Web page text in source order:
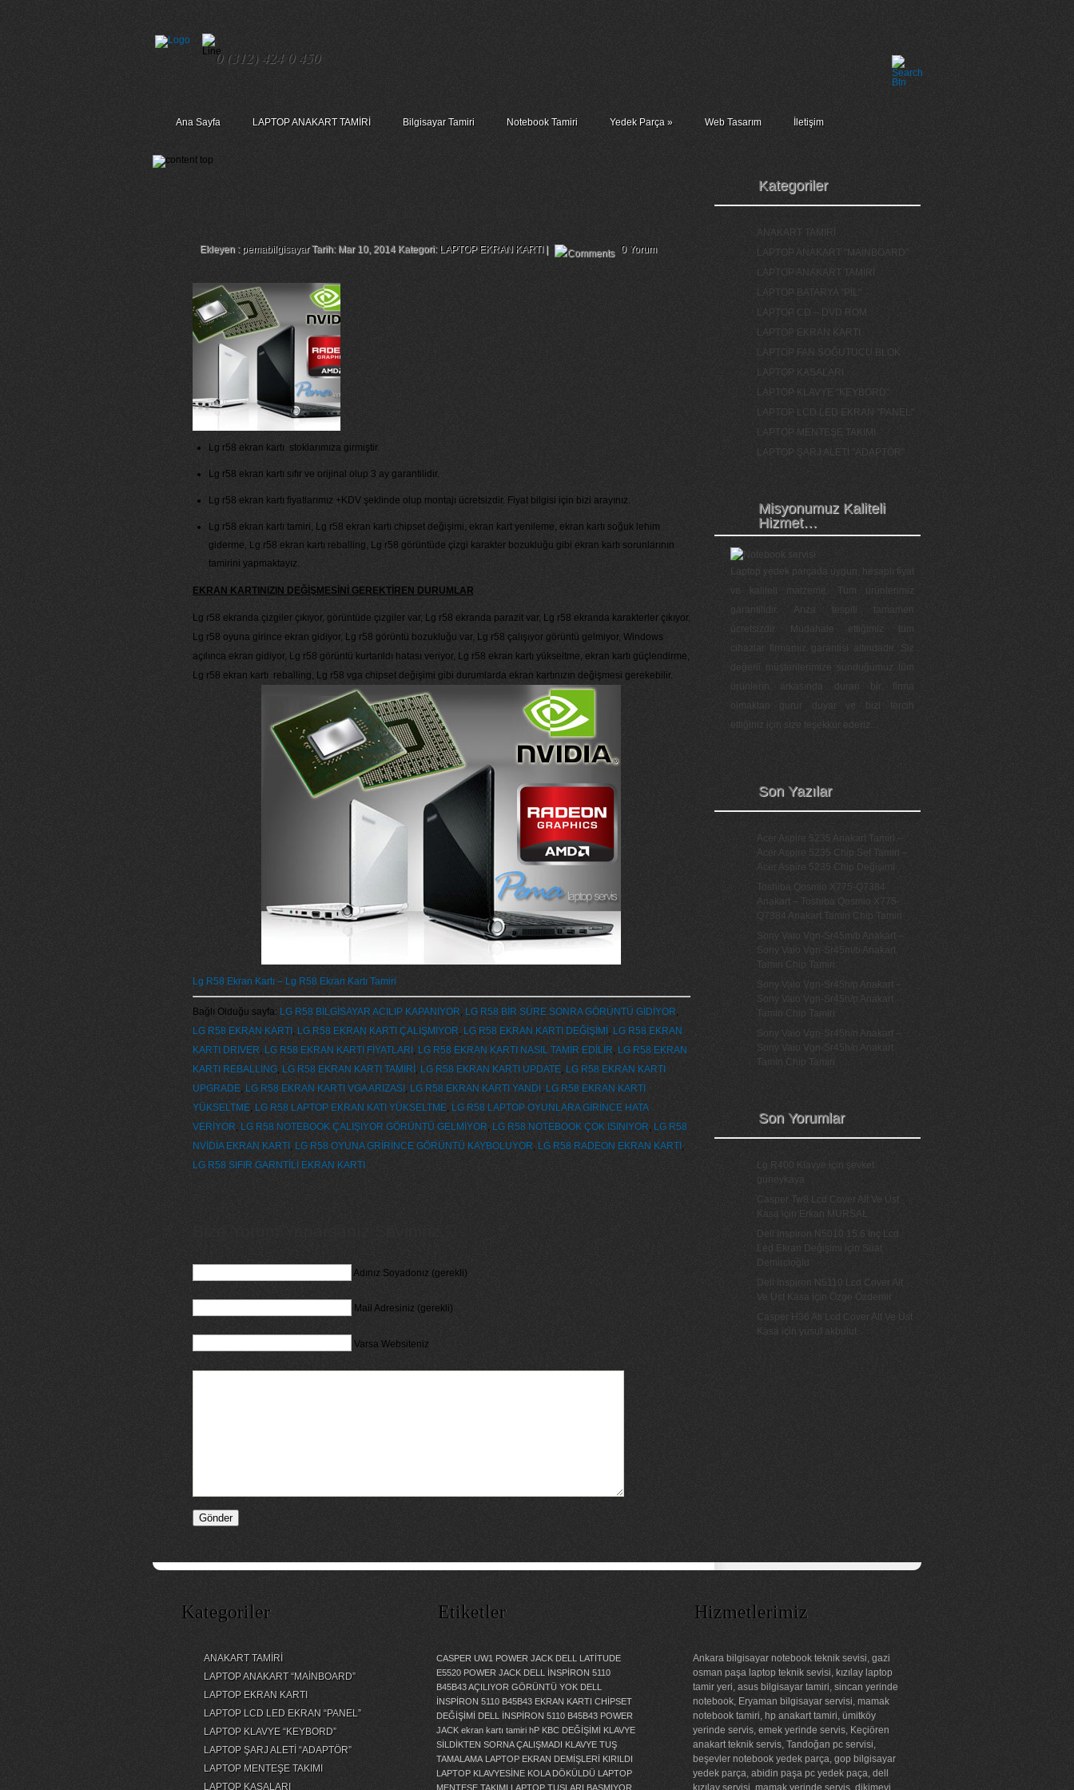
0 (312) 424 0 450
Ana Sayfa LAPTOP ANAKART TAMİRİ Bilgisayar Tamiri Notebook Tamiri Yedek Parça» Web Tasarım İletişim
Ekleyen : pemabilgisayarTarih: Mar 10, 2014 Kategori: LAPTOP EKRAN KARTI| 0 Yorum
Lg r58 ekran kartı stoklarımıza girmiştir.
Lg r58 ekran kartı sıfır ve orijinal olup 3 ay garantilidir.
Lg r58 ekran kartı fiyatlarımız +KDV şeklinde olup montajı ücretsizdir. Fiyat bilgisi için bizi arayınız.
Lg r58 ekran kartı tamiri, Lg r58 ekran kartı chipset değişimi, ekran kart yenileme, ekran kartı soğuk lehim
giderme, Lg r58 ekran kartı reballing, Lg r58 görüntüde çizgi karakter bozukluğu gibi ekran kartı sorunlarının
tamirini yapmaktayız.
EKRAN KARTINIZIN DEĞİŞMESİNİ GEREKTİREN DURUMLAR
Lg r58 ekranda çizgiler çıkıyor, görüntüde çizgiler var, Lg r58 ekranda parazit var, Lg r58 ekranda karakterler çıkıyor,
Lg r58 oyuna girince ekran gidiyor, Lg r58 görüntü bozukluğu var, Lg r58 çalışıyor görüntü gelmiyor, Windows
açılınca ekran gidiyor, Lg r58 görüntü kurtarıldı hatası veriyor, Lg r58 ekran kartı yükseltme, ekran kartı güçlendirme,
Lg r58 ekran kartı reballing, Lg r58 vga chipset değişimi gibi durumlarda ekran kartınızın değişmesi gerekebilir.
Lg R58 Ekran Kartı – Lg R58 Ekran Kartı Tamiri
Bağlı Olduğu sayfa: LG R58 BİLGİSAYAR ACILIP KAPANIYOR, LG R58 BİR SÜRE SONRA GÖRÜNTÜ GİDİYOR,
LG R58 EKRAN KARTI , LG R58 EKRAN KARTI ÇALIŞMIYOR, LG R58 EKRAN KARTI DEĞİŞİMİ , LG R58 EKRAN
KARTI DRİVER, LG R58 EKRAN KARTI FİYATLARI , LG R58 EKRAN KARTI NASIL TAMİR EDİLİR, LG R58 EKRAN
KARTI REBALLİNG, LG R58 EKRAN KARTI TAMİRİ , LG R58 EKRAN KARTI UPDATE, LG R58 EKRAN KARTI
UPGRADE, LG R58 EKRAN KARTI VGA ARIZASI , LG R58 EKRAN KARTI YANDI , LG R58 EKRAN KARTI
YÜKSELTME, LG R58 LAPTOP EKRAN KATI YÜKSELTME, LG R58 LAPTOP OYUNLARA GİRİNCE HATA
VERİYOR, LG R58 NOTEBOOK ÇALIŞIYOR GÖRÜNTÜ GELMİYOR, LG R58 NOTEBOOK ÇOK ISINIYOR, LG R58
NVİDİA EKRAN KARTI , LG R58 OYUNA GRİRİNCE GÖRÜNTÜ KAYBOLUYOR, LG R58 RADEON EKRAN KARTI ,
LG R58 SIFIR GARNTİLİ EKRAN KARTI
Adınız Soyadonız (gerekli)
Mail Adresiniz (gerekli)
Varsa Websiteniz
Kategoriler
ANAKART TAMİRİ
LAPTOP ANAKART "MAİNBOARD"
LAPTOP ANAKART TAMİRİ
LAPTOP BATARYA "PİL"
LAPTOP CD – DVD ROM
LAPTOP EKRAN KARTI
LAPTOP FAN SOĞUTUCU BLOK
LAPTOP KASALARI
LAPTOP KLAVYE "KEYBORD"
LAPTOP LCD LED EKRAN "PANEL"
LAPTOP MENTEŞE TAKIMI
LAPTOP ŞARJ ALETİ "ADAPTÖR"
Misyonumuz Kaliteli
Hizmet…
Laptop yedek parçada uygun, hesaplı fiyat
ve kaliteli malzeme. Tüm ürünlerimiz
garantilidir. Arıza tespiti tamamen
ücretsizdir. Müdahale ettiğimiz tüm
cihazlar firmamız garantisi altındadır. Siz
değerli müşterilerimize sunduğumuz tüm
ürünlerin arkasında duran bir firma
olmaktan gurur duyar ve bizi tercih
ettiğiniz için size teşekkür ederiz...
Son Yazılar
Acer Aspire 5235 Anakart Tamiri –
Acer Aspire 5235 Chip Set Tamiri –
Acer Aspire 5235 Chip Değişimi
Toshiba Qosmio X775-Q7384
Anakart – Toshiba Qosmio X775-
Q7384 Anakart Tamiri Chip Tamiri
Sony Vaio Vgn-Sr45m/b Anakart –
Sony Vaio Vgn-Sr45m/b Anakart
Tamiri Chip Tamiri
Sony Vaio Vgn-Sr45h/p Anakart –
Sony Vaio Vgn-Sr45h/p Anakart
Tamiri Chip Tamiri
Sony Vaio Vgn-Sr45h/n Anakart –
Sony Vaio Vgn-Sr45h/n Anakart
Tamiri Chip Tamiri
Son Yorumlar
Lg R400 Klavye için
şevket
güneykaya
Casper Tw8 Lcd Cover Alt Ve Üst
Kasa
için
Erkan MURSAL
Dell Inspiron N5010 15.6 İnç Lcd
Led Ekran Değişimi
için Suat
Demircioğlu
Dell İnspiron N5110 Lcd Cover Alt
Ve Üst Kasa
için
Özge Özdemir
Casper H36 Ati Lcd Cover Alt Ve Üst
Kasa
için yusuf akbulut
Kategoriler
ANAKART TAMİRİ
LAPTOP ANAKART “MAİNBOARD”
LAPTOP EKRAN KARTI
LAPTOP LCD LED EKRAN “PANEL”
LAPTOP KLAVYE “KEYBORD”
LAPTOP ŞARJ ALETİ “ADAPTÖR”
LAPTOP MENTEŞE TAKIMI
LAPTOP KASALARI
Etiketler
CASPER UW1 POWER JACK DELL LATİTUDE
E5520 POWER JACK DELL İNSPİRON 5110
B45B43 AÇILIYOR GÖRÜNTÜ YOK DELL
İNSPİRON 5110 B45B43 EKRAN KARTI CHİPSET
DEĞİŞİMİ
DELL İNSPİRON 5110 B45B43 POWER
JACK ekran kartı tamiri hP KBC DEĞİŞİMİ
KLAVYE
SİLDİKTEN SORNA ÇALIŞMADI
KLAVYE TUŞ
TAMALAMA
LAPTOP EKRAN DEMİŞLERİ KIRILDI
LAPTOP KLAVYESİNE KOLA DÖKÜLDÜ
LAPTOP
MENTEŞE TAKIMI
LAPTOP TUŞLARI BASMIYOR
Hizmetlerimiz
Ankara bilgisayar notebook teknik sevisi, gazi
osman paşa laptop teknik sevisi, kızılay laptop
tamir yeri, asus bilgisayar tamiri, sincan yerinde
notebook, Eryaman bilgisayar servisi, mamak
notebook tamiri, hp anakart tamiri, ümitköy
yerinde servis, emek yerinde servis, Keçiören
anakart teknik servis, Tandoğan pc servisi,
beşevler notebook yedek parça, gop bilgisayar
yedek parça, abidin paşa pc yedek paça, dell